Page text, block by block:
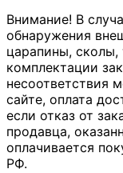
Внимание! В
обнаружения
царапины,
комплектации
несоответствия
сайте, оплата
если отказ от
продавца,
оплачивается
РФ.